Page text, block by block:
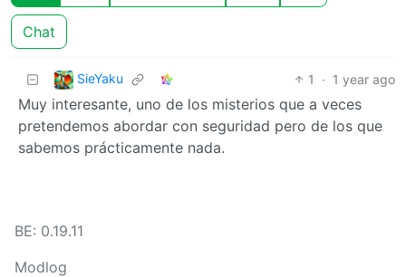
Chat
SieYaku 1 · 1 year ago
Muy interesante, uno de los misterios que a veces
pretendemos abordar con seguridad pero de los que
sabemos prácticamente nada.
BE: 0.19.11
Modlog